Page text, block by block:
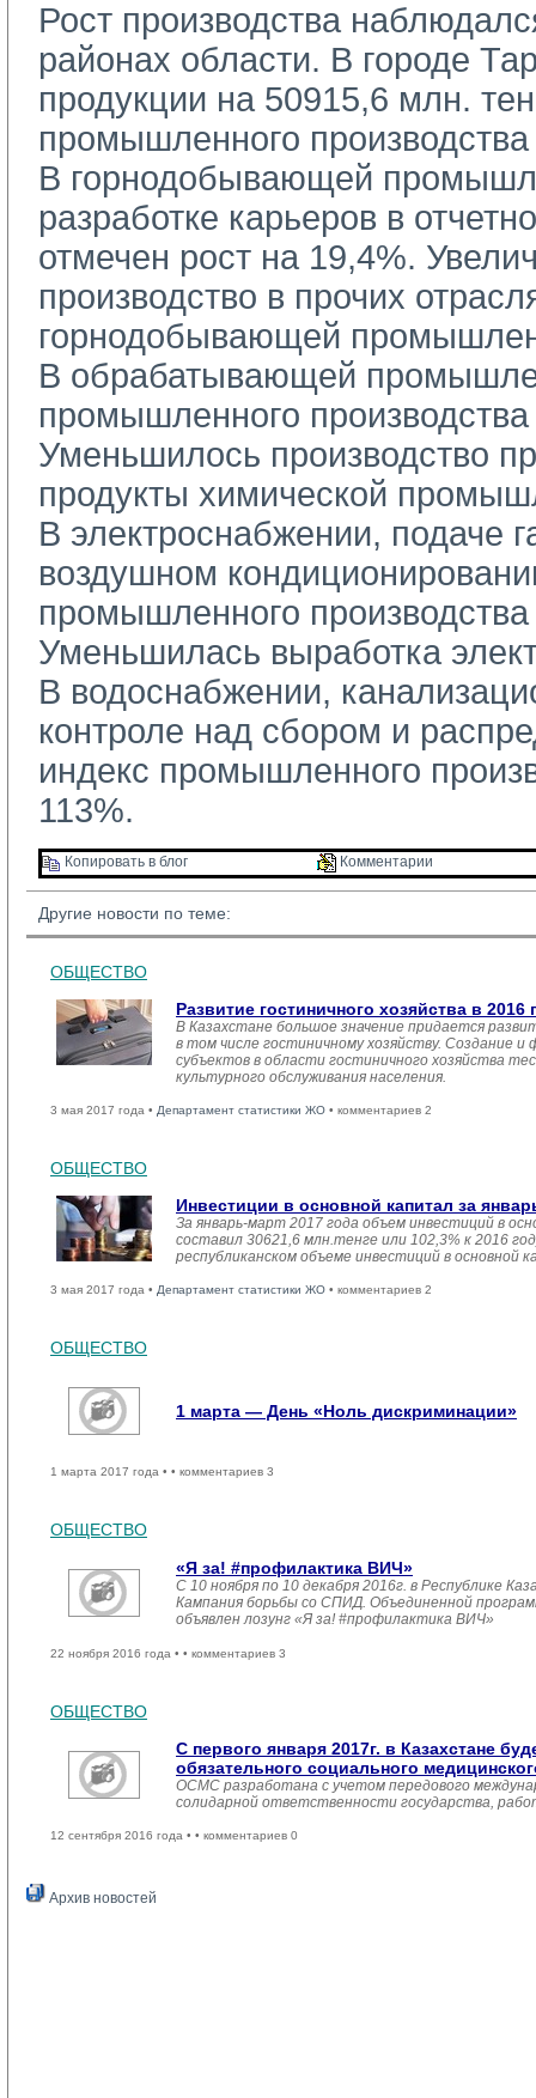
Рост производства
районах области. В городе
продукции на 50915,6 млн.
промышленного
В горнодобывающей
разработке карьеров в
отмечен рост на 19,4%.
производство в прочих
горнодобывающей
В обрабатывающей
промышленного
Уменьшилось производство
продукты химической
В электроснабжении, подаче
воздушном
промышленного
Уменьшилась выработка
В водоснабжении,
контроле над сбором и
индекс промышленного
113%.
Копировать в блог Комментарии
Другие новости по теме:
ОБЩЕСТВО
Развитие гостиничного хозяйства в 2016
В Казахстане большое значение придается
в том числе гостиничному хозяйству. Создание
субъектов в области гостиничного хозяйства
культурного обслуживания населения.
3 мая 2017 года • Департамент статистики ЖО • комментариев 2
ОБЩЕСТВО
Инвестиции в основной капитал за
За январь-март 2017 года объем инвестиций в
составил 30621,6 млн.тенге или 102,3% к 2016
республиканском объеме инвестиций в основной
3 мая 2017 года • Департамент статистики ЖО • комментариев 2
ОБЩЕСТВО
1 марта — День «Ноль дискриминации»
1 марта 2017 года • • комментариев 3
ОБЩЕСТВО
«Я за! #профилактика ВИЧ»
С 10 ноября по 10 декабря 2016г. в Республике
Кампания борьбы со СПИД. Объединенной
объявлен лозунг «Я за! #профилактика ВИЧ»
22 ноября 2016 года • • комментариев 3
ОБЩЕСТВО
С первого января 2017г. в Казахстане
обязательного социального
ОСМС разработана с учетом передового
солидарной ответственности государства,
12 сентября 2016 года • • комментариев 0
Архив новостей